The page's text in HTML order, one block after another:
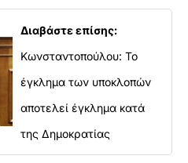
Διαβάστε επίσης:
Κωνσταντοπούλου: Το
έγκλημα των υποκλοπών
αποτελεί έγκλημα κατά
της Δημοκρατίας